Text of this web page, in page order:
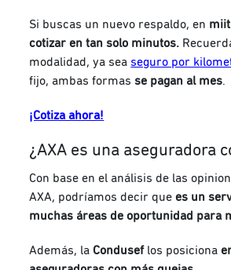
Si buscas un nuevo respaldo, en
cotizar en tan solo minutos.
modalidad, ya seaseguro por
fijo, ambas formasse pagan al mes.
¡Cotiza ahora!
¿AXA es una aseguradora
Con base en el análisis de las
AXA, podríamos decir quees un
muchas áreas de oportunidad para
Además, la Conduseflos posiciona